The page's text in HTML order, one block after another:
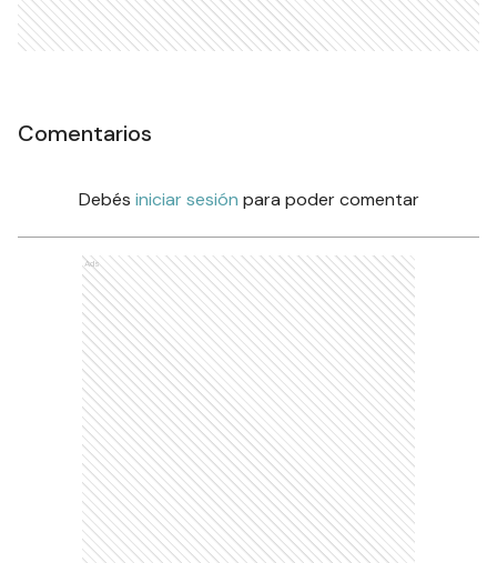
Comentarios
Debés iniciar sesión para poder comentar
Ads